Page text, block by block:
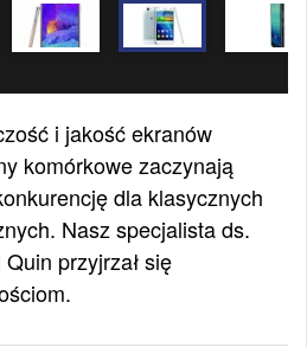
i jakość ekranów
komórkowe zaczynają
dla klasycznych
Nasz specjalista ds.
przyjrzał się